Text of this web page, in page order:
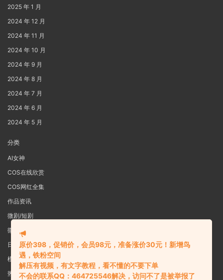
2025 年 1 月
2024 年 12 月
2024 年 11 月
2024 年 10 月
2024 年 9 月
2024 年 8 月
2024 年 7 月
2024 年 6 月
2024 年 5 月
分类
AI女神
COS在线欣赏
COS网红全集
作品资讯
微剧/短剧
微密圈
日系写真
模特女神
热舞视频
原价398，促销价，会员98元，准备涨价30元！新增鸟
遇，铁粉空间
解压有视频，有文字教程，看不懂的不要下单
不会的联系QQ：464725546解决，访问不了是被举报了